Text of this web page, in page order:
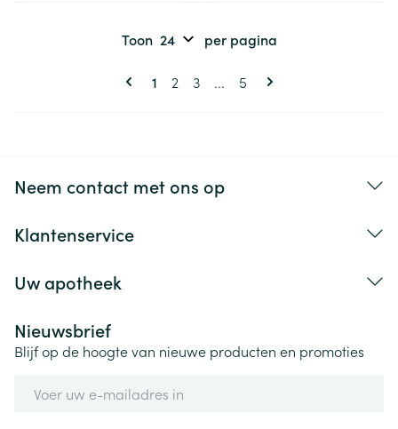
Pagina's
U lees momenteel pagina
1 Pagina
2 Pagina
3 ... Pagina
5
Toon per pagina
Neem contact met ons op
Klantenservice
Uw apotheek
Nieuwsbrief
Blijf op de hoogte van nieuwe producten en promoties